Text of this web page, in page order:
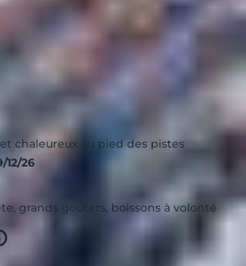
chaleureux au pied des pistes
12/26
grands goûters, boissons à volonté